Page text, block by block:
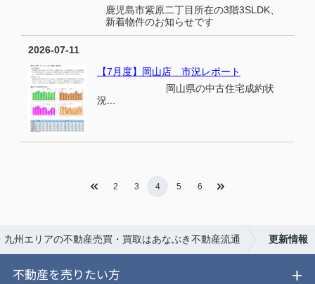
鹿児島市紫原二丁目所在の3階3SLDK、
新着物件のお知らせです
2026-07-11
【7月度】岡山店 市況レポート
岡山県の中古住宅成約状
況...
2 3 4 5 6
九州エリアの不動産売買・買取はあなぶき不動産流通 更新情報
不動産を売りたい方